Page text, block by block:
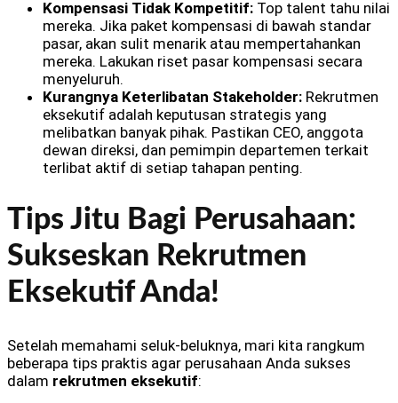
Kompensasi Tidak Kompetitif: Top talent tahu nilai
mereka. Jika paket kompensasi di bawah standar
pasar, akan sulit menarik atau mempertahankan
mereka. Lakukan riset pasar kompensasi secara
menyeluruh.
Kurangnya Keterlibatan Stakeholder: Rekrutmen
eksekutif adalah keputusan strategis yang
melibatkan banyak pihak. Pastikan CEO, anggota
dewan direksi, dan pemimpin departemen terkait
terlibat aktif di setiap tahapan penting.
Tips Jitu Bagi Perusahaan:
Sukseskan Rekrutmen
Eksekutif Anda!
Setelah memahami seluk-beluknya, mari kita rangkum
beberapa tips praktis agar perusahaan Anda sukses
dalam rekrutmen eksekutif: